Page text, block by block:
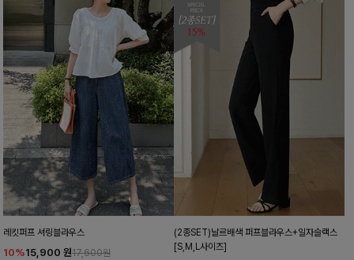
레킷퍼프 셔링블라우스
10%15,900 원17,600원
(2종SET)날르배색 퍼프블라우스+일자슬랙스
[S,M,L사이즈]